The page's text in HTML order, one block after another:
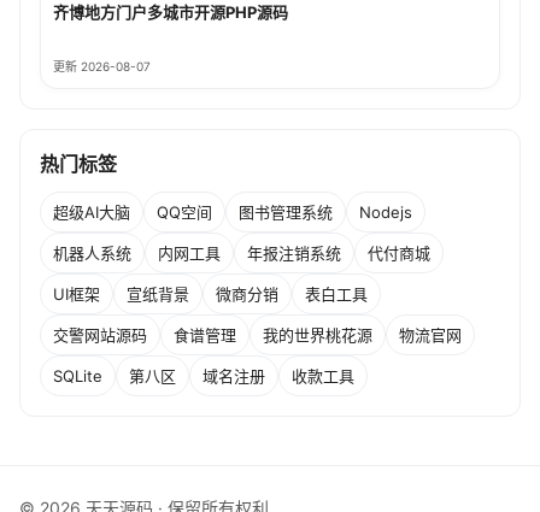
齐博地方门户多城市开源PHP源码
更新 2026-08-07
热门标签
超级AI大脑 QQ空间 图书管理系统 Nodejs
机器人系统 内网工具 年报注销系统 代付商城
UI框架 宣纸背景 微商分销 表白工具
交警网站源码 食谱管理 我的世界桃花源 物流官网
SQLite 第八区 域名注册 收款工具